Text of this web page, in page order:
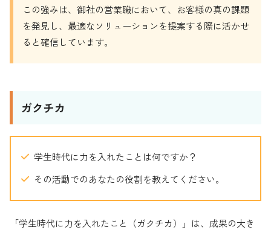
この強みは、御社の営業職において、お客様の真の課題
を発見し、最適なソリューションを提案する際に活かせ
ると確信しています。
ガクチカ
学生時代に力を入れたことは何ですか？
その活動でのあなたの役割を教えてください。
「学生時代に力を入れたこと（ガクチカ）」は、成果の大き